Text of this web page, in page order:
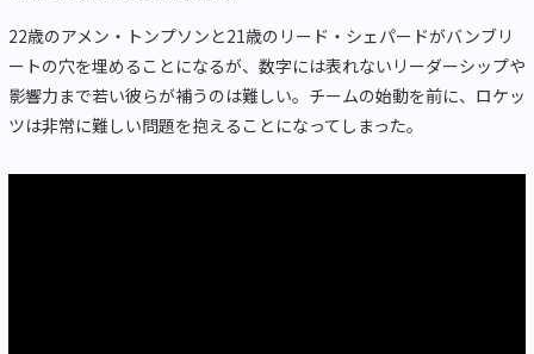
22歳のアメン・トンプソンと21歳のリード・シェパードがバンブリ
ートの穴を埋めることになるが、数字には表れないリーダーシップや
影響力まで若い彼らが補うのは難しい。チームの始動を前に、ロケッ
ツは非常に難しい問題を抱えることになってしまった。